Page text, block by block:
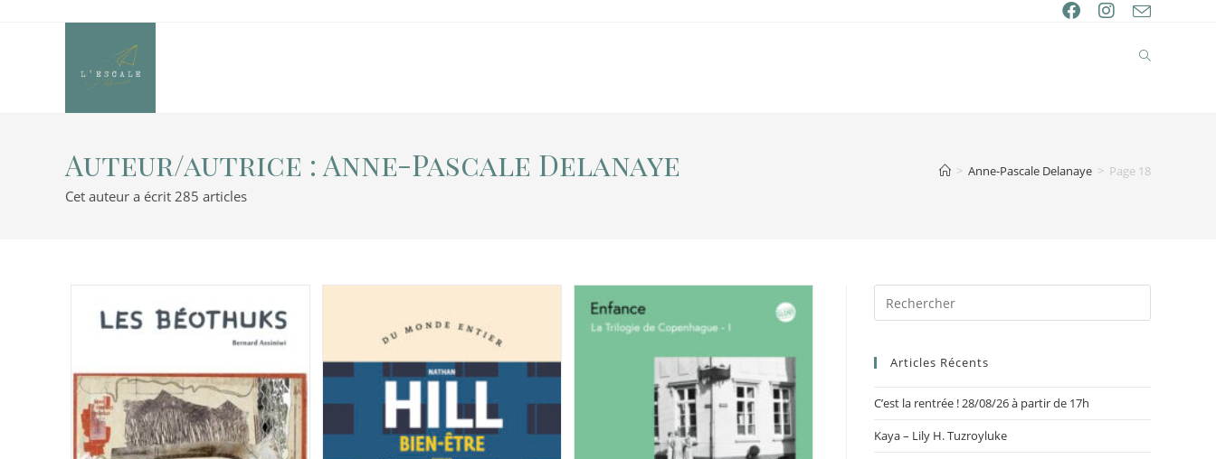
Auteur/autrice : Anne-Pascale Delanaye
Cet auteur a écrit 285 articles
> Anne-Pascale Delanaye > Page 18
Articles Récents
C’est la rentrée ! 28/08/26 à partir de 17h
Kaya – Lily H. Tuzroyluke